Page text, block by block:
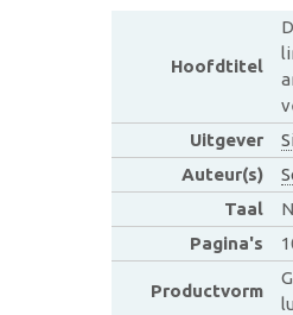
Hoofdtitel
Uitgever
Auteur(s)
Taal
Pagina's
Productvorm